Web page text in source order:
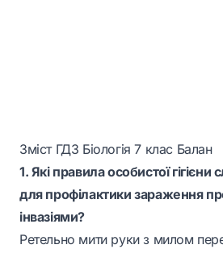
Зміст ГДЗ Біологія 7 клас Балан
1. Які правила особистої гігієни
для профілактики зараження
інвазіями?
Ретельно мити руки з милом